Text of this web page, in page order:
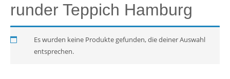
runder Teppich Hamburg
Es wurden keine Produkte gefunden, die deiner Auswahl
entsprechen.